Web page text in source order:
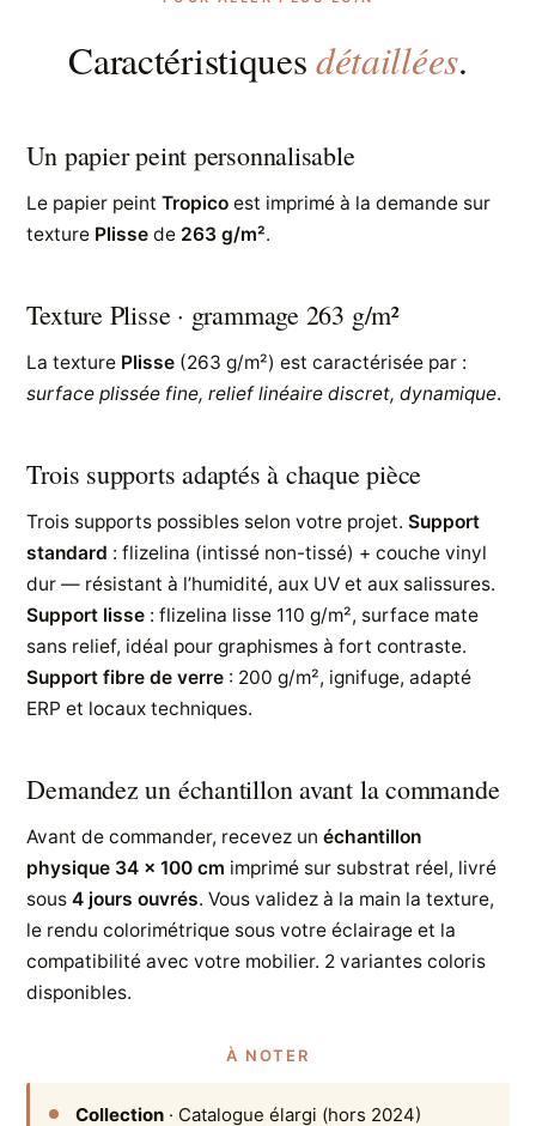
Caractéristiquesdétaillées.
Un papier peint personnalisable
Le papier peintTropico est imprimé à la demande sur
texture Plisse de 263 g/m².
Texture Plisse · grammage 263 g/m²
La texture Plisse (263 g/m²) est caractérisée par :
surface plissée fine, relief linéaire discret, dynamique.
Trois supports adaptés à chaque pièce
Trois supports possibles selon votre projet.Support
standard : flizelina (intissé non-tissé) + couche vinyl
dur — résistant à l’humidité, aux UV et aux salissures.
Support lisse : flizelina lisse 110 g/m², surface mate
sans relief, idéal pour graphismes à fort contraste.
Support fibre de verre : 200 g/m², ignifuge, adapté
ERP et locaux techniques.
Demandez un échantillon avant la commande
Avant de commander, recevez unéchantillon
physique 34 × 100 cm imprimé sur substrat réel, livré
sous4 jours ouvrés. Vous validez à la main la texture,
le rendu colorimétrique sous votre éclairage et la
compatibilité avec votre mobilier. 2 variantes coloris
disponibles.
À NOTER
Collection · Catalogue élargi (hors 2024)